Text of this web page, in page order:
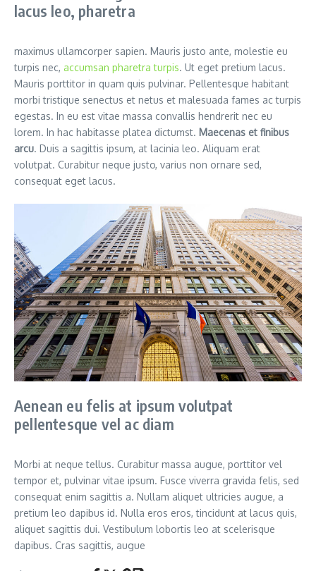
lacus leo, pharetra
maximus ullamcorper sapien. Mauris justo ante, molestie eu
turpis nec, accumsan pharetra turpis. Ut eget pretium lacus.
Mauris porttitor in quam quis pulvinar. Pellentesque habitant
morbi tristique senectus et netus et malesuada fames ac turpis
egestas. In eu est vitae massa convallis hendrerit nec eu
lorem. In hac habitasse platea dictumst. Maecenas et finibus
arcu. Duis a sagittis ipsum, at lacinia leo. Aliquam erat
volutpat. Curabitur neque justo, varius non ornare sed,
consequat eget lacus.
Aenean eu felis at ipsum volutpat
pellentesque vel ac diam
Morbi at neque tellus. Curabitur massa augue, porttitor vel
tempor et, pulvinar vitae ipsum. Fusce viverra gravida felis, sed
consequat enim sagittis a. Nullam aliquet ultricies augue, a
pretium leo dapibus id. Nulla eros eros, tincidunt at lacus quis,
aliquet sagittis dui. Vestibulum lobortis leo at scelerisque
dapibus. Cras sagittis, augue